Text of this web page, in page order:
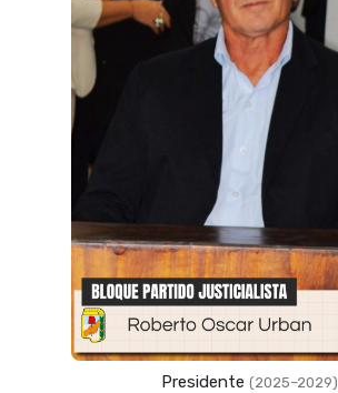
Presidente (2025–2029)